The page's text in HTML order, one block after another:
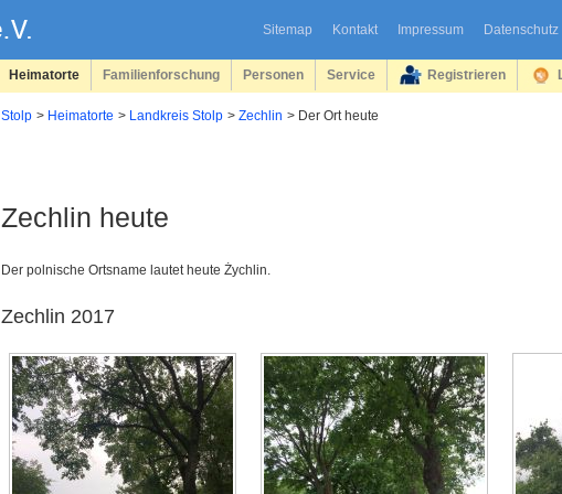
Sitemap Kontakt Impressum Datenschutz
Heimatorte Familienforschung Personen Service Registrieren
Stolp Heimatorte Landkreis Stolp Zechlin Der Ort heute
Zechlin heute
Der polnische Ortsname lautet heute Żychlin.
Zechlin 2017